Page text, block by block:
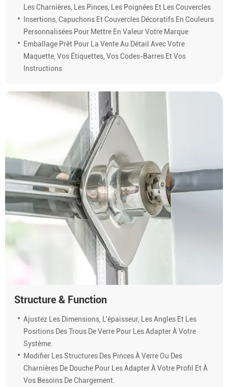
Les Charnières, Les Pinces, Les Poignées Et Les Couvercles
Insertions, Capuchons Et Couvercles Décoratifs En Couleurs
Personnalisées Pour Mettre En Valeur Votre Marque
Emballage Prêt Pour La Vente Au Détail Avec Votre
Maquette, Vos Étiquettes, Vos Codes-Barres Et Vos
Instructions
Structure & Function
Ajustez Les Dimensions, L'épaisseur, Les Angles Et Les
Positions Des Trous De Verre Pour Les Adapter À Votre
Système.
Modifier Les Structures Des Pinces À Verre Ou Des
Charnières De Douche Pour Les Adapter À Votre Profil Et À
Vos Besoins De Chargement.